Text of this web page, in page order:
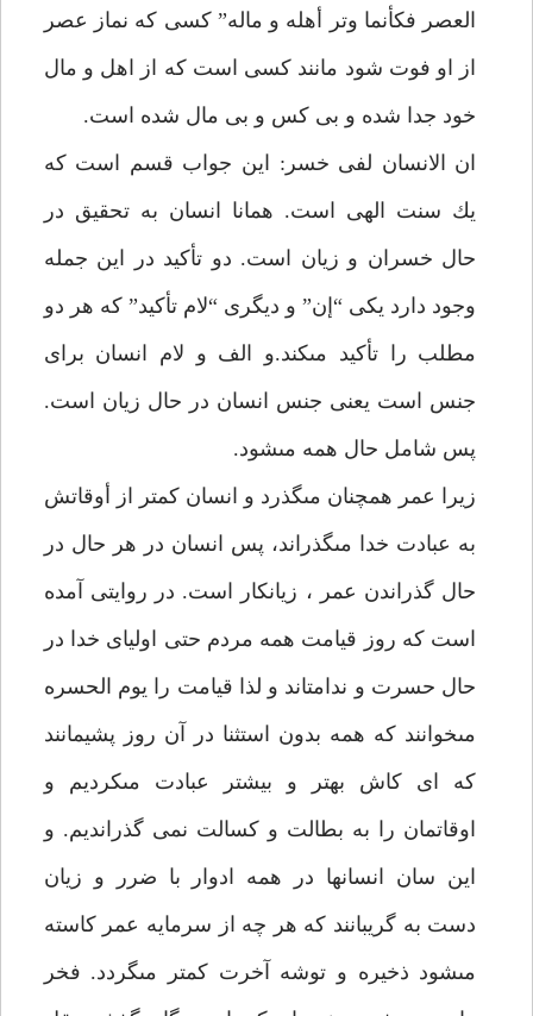
العصر فكأنما وتر أهله و ماله” كسى كه نماز عصر
از او فوت شود مانند كسى است كه از اهل و مال
خود جدا شده و بى كس و بى مال شده است.
ان الانسان لفى خسر: اين جواب قسم است كه
يك سنت الهى است. همانا انسان به تحقيق در
حال خسران و زيان است. دو تأكيد در اين جمله
وجود دارد يكى “إن” و ديگرى “لام تأكيد” كه هر دو
مطلب را تأكيد مى‏كند.و الف و لام انسان براى
جنس است يعنى جنس انسان در حال زيان است.
پس شامل حال همه مى‏شود.
زيرا عمر همچنان مى‏گذرد و انسان كمتر از أوقاتش
به عبادت خدا مى‏گذراند، پس انسان در هر حال در
حال گذراندن عمر ، زيانكار است. در روايتى آمده
است كه روز قيامت همه مردم حتى اولياى خدا در
حال حسرت و ندامت‏اند و لذا قيامت را يوم الحسره
مى‏خوانند كه همه بدون استثنا در آن روز پشيمانند
كه اى كاش بهتر و بيشتر عبادت مى‏كرديم و
اوقاتمان را به بطالت و كسالت نمى گذرانديم. و
اين سان انسانها در همه ادوار با ضرر و زيان
دست به گريبانند كه هر چه از سرمايه عمر كاسته
مى‏شود ذخيره و توشه آخرت كمتر مى‏گردد. فخر